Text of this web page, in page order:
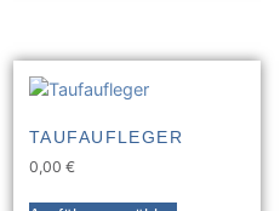
TAUFAUFLEGER
0,00 €